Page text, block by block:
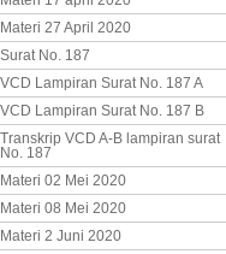
Materi 27 April 2020
Surat No. 187
VCD Lampiran Surat No. 187 A
VCD Lampiran Surat No. 187 B
Transkrip VCD A-B lampiran surat
No. 187
Materi 02 Mei 2020
Materi 08 Mei 2020
Materi 2 Juni 2020